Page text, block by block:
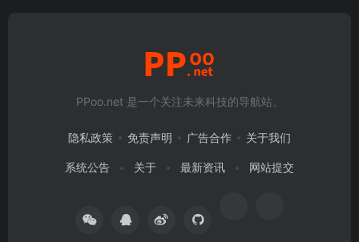
PPoo.net 是一个关注未来科技的导航站。
隐私政策 免责声明 广告合作 关于我们
系统公告 关于 最新资讯 网站提交